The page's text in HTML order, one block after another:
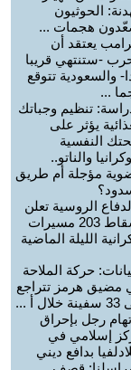
الحوثيون
هجمات ...
يعتقد أن
-ستنتهي قريبا
والسعودية تتوقع
...
تنظيم وجباتك
يؤثر على
النفسية
والناتو..
مؤجلة أم طريق
الروسية تعلن
إسقاط 203 مسيرات
الليلة الماضية
حركة الملاحة
مضيق هرمز تتراجع
أ ...
رجل بإحراق
إسلامي في
بدافع ديني